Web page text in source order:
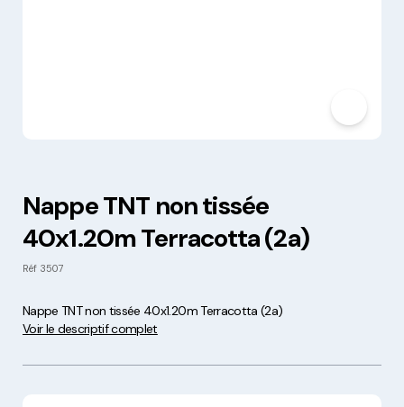
Nappe TNT non tissée
40x1.20m Terracotta (2a)
Réf 3507
Nappe TNT non tissée 40x1.20m Terracotta (2a)
Voir le descriptif complet